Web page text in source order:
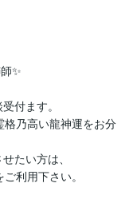
✨
付ます。
格乃高い龍神運をお分
たい方は、
利用下さい。